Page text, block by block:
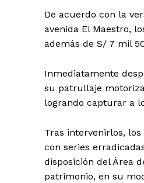
De acuerdo con la
avenida El Maestro,
además de S/ 7 mil
Inmediatamente
su patrullaje
logrando capturar a
Tras intervenirlos,
con series
disposición del Área
patrimonio, en su